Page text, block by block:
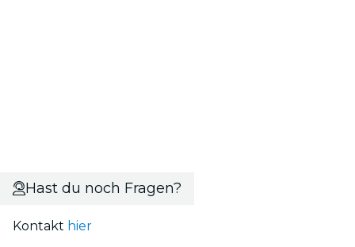
Hast du noch Fragen?
Kontakt hier